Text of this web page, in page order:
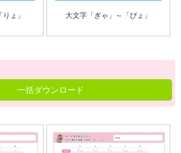
ょ」 大文字「ぎゃ」～「ぴょ」
一括ダウンロード